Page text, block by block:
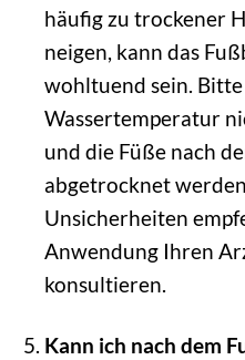
häufig zu trockener
neigen, kann das
wohltuend sein. Bitte
Wassertemperatur
und die Füße nach
abgetrocknet
Unsicherheiten
Anwendung Ihren
konsultieren.
Kann ich nach dem